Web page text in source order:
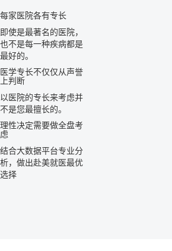
每家医院各有专长
即使是最著名的医院，
也不是每一种疾病都是
最好的。
医学专长不仅仅从声誉
上判断
以医院的专长来考虑并
不是您最擅长的。
理性决定需要做全盘考
虑
结合大数据平台专业分
析，做出赴美就医最优
选择